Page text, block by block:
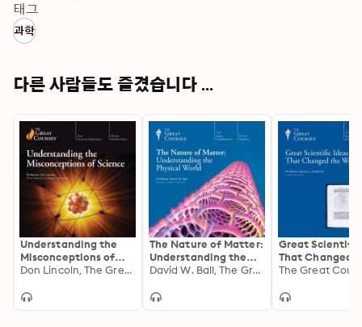
태그
과학
다른 사람들도 즐겼습니다 ...
Understanding the
Misconceptions of
Science
Don Lincoln, The Great Courses
The Nature of Matter:
Understanding the
Physical World
David W. Ball, The Great Courses
Great Scientific
That Changed
World